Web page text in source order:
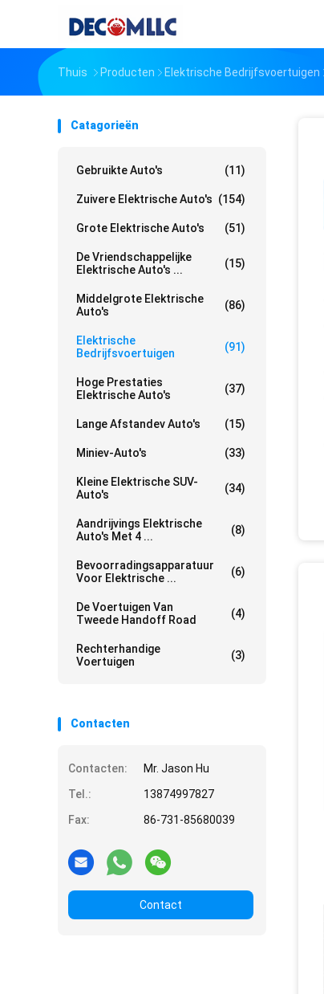
Thuis Producten Elektrische Bedrijfsvoertuigen
Catagorieën
Gebruikte Auto's (11)
Zuivere Elektrische Auto's (154)
Grote Elektrische Auto's (51)
De Vriendschappelijke
Elektrische Auto's ...
(15)
Middelgrote Elektrische
Auto's
(86)
Elektrische
Bedrijfsvoertuigen
(91)
Hoge Prestaties
Elektrische Auto's
(37)
Lange Afstandev Auto's (15)
Miniev-Auto's (33)
Kleine Elektrische SUV-
Auto's
(34)
Aandrijvings Elektrische
Auto's Met 4 ...
(8)
Bevoorradingsapparatuur
Voor Elektrische ...
(6)
De Voertuigen Van
Tweede Handoff Road
(4)
Rechterhandige
Voertuigen
(3)
Contacten
Contacten:
Mr. Jason Hu
Tel.:
13874997827
Fax:
86-731-85680039
Contact